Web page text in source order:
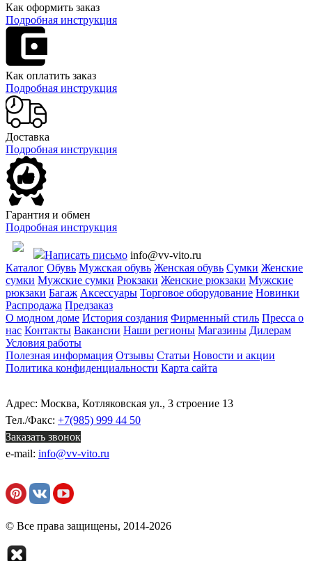
Как оформить заказ
Подробная инструкция
Как оплатить заказ
Подробная инструкция
Доставка
Подробная инструкция
Гарантия и обмен
Подробная инструкция
Написать письмо info@vv-vito.ru
Каталог Обувь Мужская обувь Женская обувь Сумки Женские
сумки Мужские сумки Рюкзаки Женские рюкзаки Мужские
рюкзаки Багаж Аксессуары Торговое оборудование Новинки
Распродажа Предзаказ
О модном доме История создания Фирменный стиль Пресса о
нас Контакты Вакансии Наши регионы Магазины Дилерам
Условия работы
Полезная информация Отзывы Статьи Новости и акции
Политика конфиденциальности Карта сайта
Адрес: Москва, Котляковская ул., 3 строение 13
Тел./Факс: +7(985) 999 44 50
Заказать звонок
e-mail: info@vv-vito.ru
© Все права защищены, 2014-2026